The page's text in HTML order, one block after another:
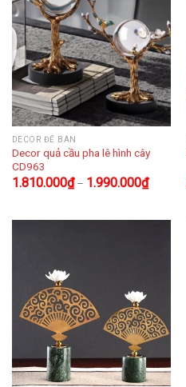
DECOR ĐỂ BÀN
Decor quả cầu pha lê hình cây
CD963
1.810.000₫– 1.990.000₫